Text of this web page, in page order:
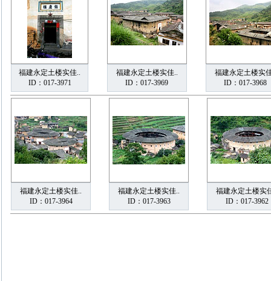
福建永定土楼实佳..
ID：017-3971
福建永定土楼实佳..
ID：017-3969
福建永定土楼实
ID：017-3968
福建永定土楼实佳..
ID：017-3964
福建永定土楼实佳..
ID：017-3963
福建永定土楼实
ID：017-3962